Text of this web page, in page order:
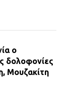
ο
δολοφονίες
Μουζακίτη